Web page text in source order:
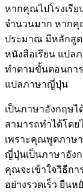
หากคุณไปโรงเรีย
จำนวนมาก หากคุ
ประมาณ มีหลักสูต
หนังสือเรียน แป
ทำตามขั้นตอนกา
แปลภาษาญี่ปุ่น
เป็นภาษาอังกฤษไ
สามารถทำได้โด
เพราะคุณพูดภาษ
ญี่ปุ่นเป็นภาษาอัง
คุณจะเข้าใจวิธีก
อย่างรวดเร็ว ยืน